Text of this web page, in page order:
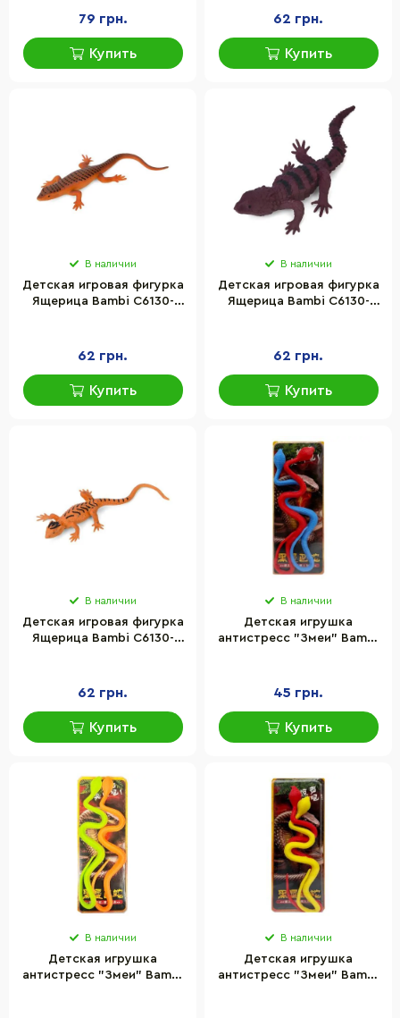
79 грн.
Купить
62 грн.
Купить
В наличии
Детская игровая фигурка
Ящерица Bambi C6130-
62 грн.
Купить
В наличии
Детская игровая фигурка
Ящерица Bambi C6130-
62 грн.
Купить
В наличии
Детская игровая фигурка
Ящерица Bambi C6130-
62 грн.
Купить
В наличии
Детская игрушка
антистресс "Змеи" Bambi
45 грн.
Купить
В наличии
Детская игрушка
антистресс "Змеи" Bambi
В наличии
Детская игрушка
антистресс "Змеи" Bambi